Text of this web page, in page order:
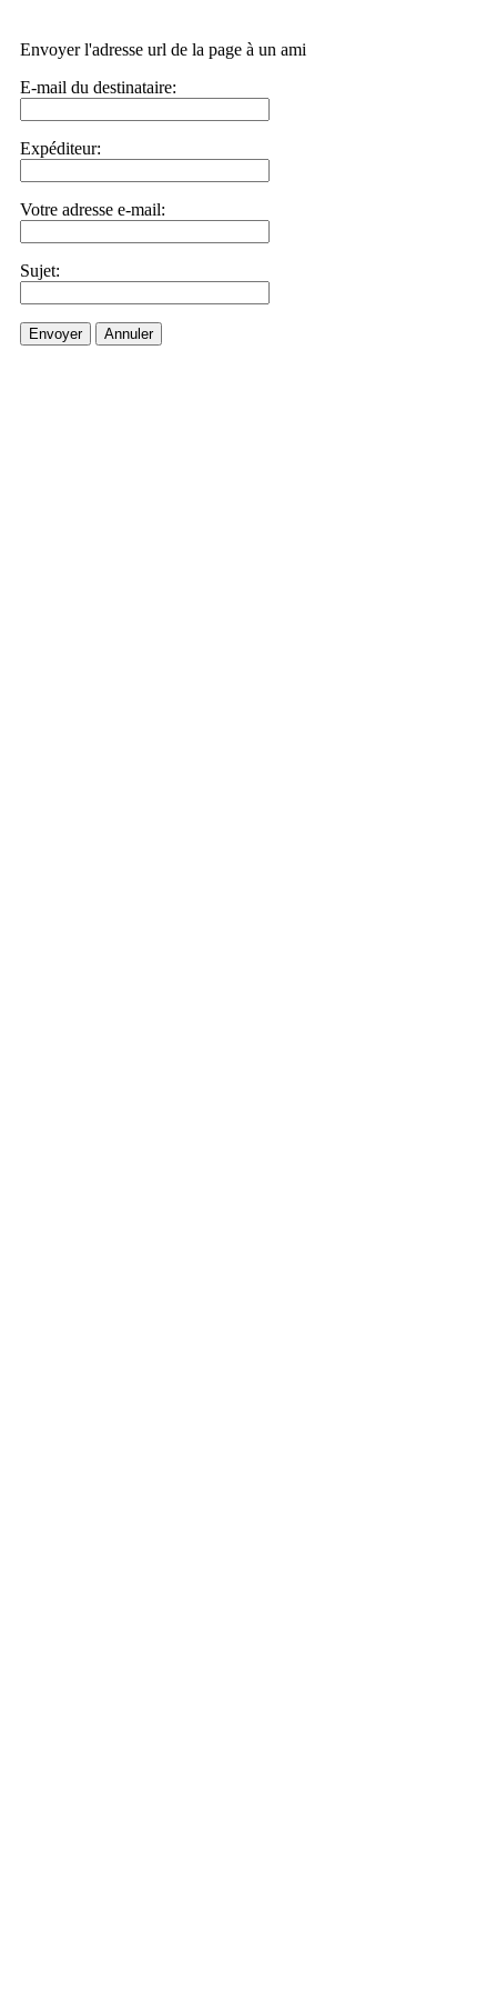
Envoyer l'adresse url de la page à un ami
E-mail du destinataire:
Expéditeur:
Votre adresse e-mail:
Sujet:
Envoyer Annuler